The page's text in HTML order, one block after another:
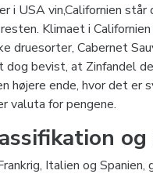
i USA vin,Californien
Klimaet i
druesorter, Cabernet
dog bevist, at Zinfandel
højere ende, hvor det
valuta for pengene.
Italien og Spanien,